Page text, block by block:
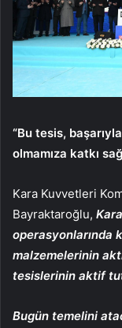
“Bu tesis,
olmamıza katkı
Kara Kuvvetleri
Bayraktaroğlu,
operasyonlarında
malzemelerinin
tesislerinin aktif
Bugün temelini